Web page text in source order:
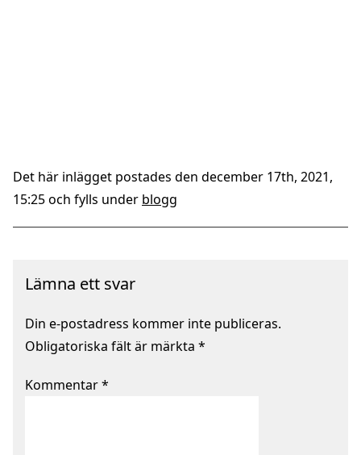
Det här inlägget postades den december 17th, 2021,
15:25 och fylls under blogg
Lämna ett svar
Din e-postadress kommer inte publiceras.
Obligatoriska fält är märkta *
Kommentar*